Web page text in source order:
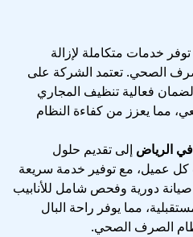
توفر خدمات متكاملة لإزالة
الصحي. تعتمد الشركة على
فعالية تنظيف المجاري
مما يعزز من كفاءة النظام
الرياض إلى تقديم حلول
عميل، مع توفير خدمة سريعة
دورية وفحص شامل للأنابيب
مما يوفر راحة البال
الصرف الصحي.